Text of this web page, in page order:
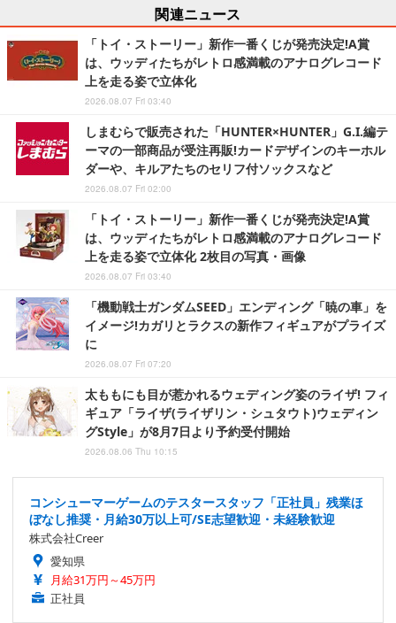
関連ニュース
「トイ・ストーリー」新作一番くじが発売決定!A賞
は、ウッディたちがレトロ感満載のアナログレコード
上を走る姿で立体化
2026.08.07 Fri 03:40
しまむらで販売された「HUNTER×HUNTER」G.I.編テ
ーマの一部商品が受注再販!カードデザインのキーホル
ダーや、キルアたちのセリフ付ソックスなど
2026.08.07 Fri 02:00
「トイ・ストーリー」新作一番くじが発売決定!A賞
は、ウッディたちがレトロ感満載のアナログレコード
上を走る姿で立体化 2枚目の写真・画像
2026.08.07 Fri 03:40
「機動戦士ガンダムSEED」エンディング「暁の車」を
イメージ!カガリとラクスの新作フィギュアがプライズ
に
2026.08.07 Fri 07:20
太ももにも目が惹かれるウェディング姿のライザ! フィ
ギュア「ライザ(ライザリン・シュタウト)ウェディン
グStyle」が8月7日より予約受付開始
2026.08.06 Thu 10:15
コンシューマーゲームのテスタースタッフ「正社員」残業ほ
ぼなし推奨・月給30万以上可/SE志望歓迎・未経験歓迎
株式会社Creer
愛知県
月給31万円～45万円
正社員